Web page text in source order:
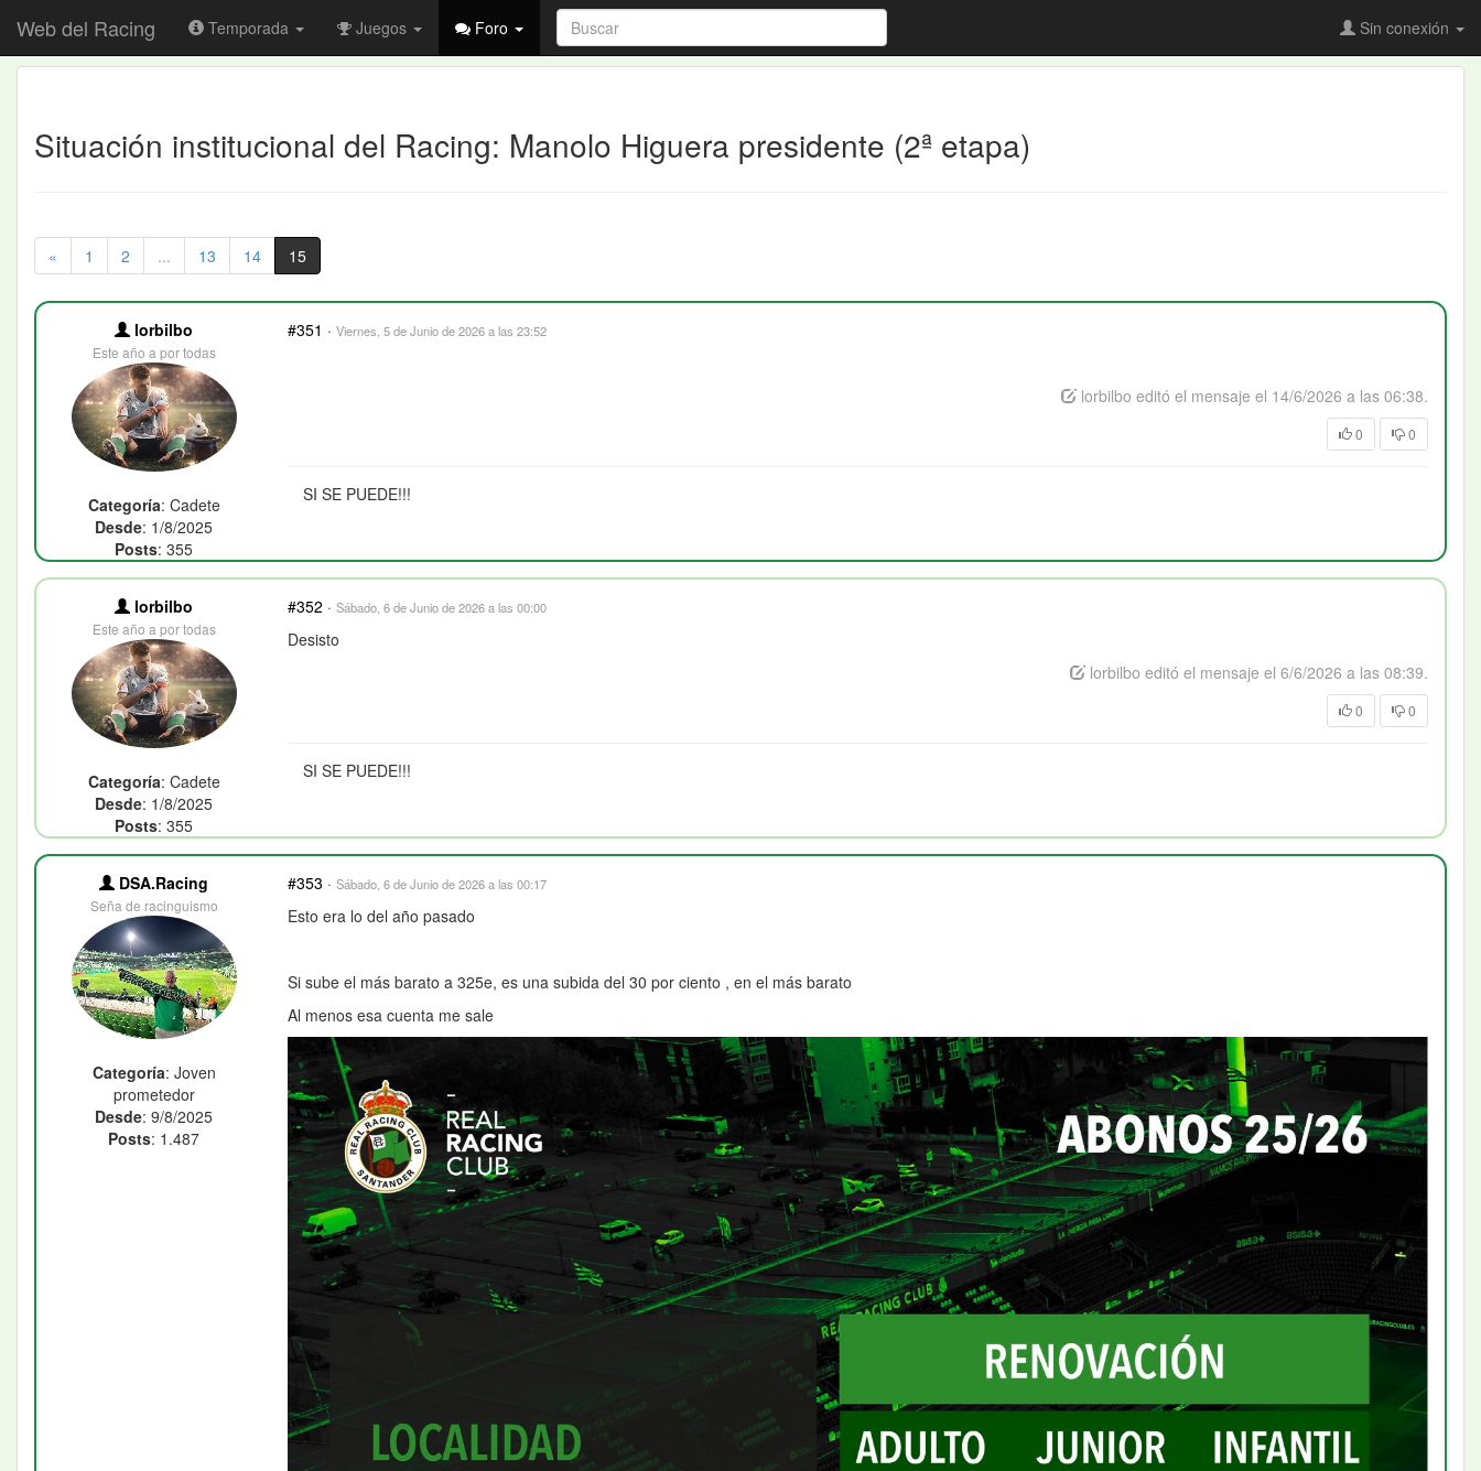
Web del Racing Temporada Juegos Foro Sin conexión
Situación institucional del Racing: Manolo Higuera presidente (2ª etapa)
« 1 2 ... 13 14 15
lorbilbo
Este año a por todas
Categoría: Cadete
Desde: 1/8/2025
Posts: 355
#351 · Viernes, 5 de Junio de 2026 a las 23:52
lorbilbo editó el mensaje el 14/6/2026 a las 06:38.
0 0
SI SE PUEDE!!!
lorbilbo
Este año a por todas
Categoría: Cadete
Desde: 1/8/2025
Posts: 355
#352 · Sábado, 6 de Junio de 2026 a las 00:00
Desisto
lorbilbo editó el mensaje el 6/6/2026 a las 08:39.
0 0
SI SE PUEDE!!!
DSA.Racing
Seña de racinguismo
Categoría: Joven
prometedor
Desde: 9/8/2025
Posts: 1.487
#353 · Sábado, 6 de Junio de 2026 a las 00:17
Esto era lo del año pasado
Si sube el más barato a 325e, es una subida del 30 por ciento , en el más barato
Al menos esa cuenta me sale